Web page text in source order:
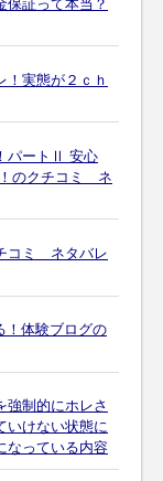
証って本当？
！実態が２ｃｈ
パートⅡ 安心
のクチコミ ネ
コミ ネタバレ
！体験ブログの
強制的にホレさ
いけない状態に
なっている内容